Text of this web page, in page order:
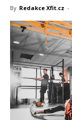
By Redakce Xfit.cz -